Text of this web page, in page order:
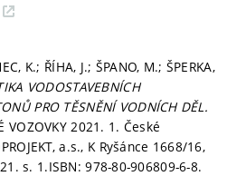
K.; ŘÍHA, J.; ŠPANO, M.; ŠPERKA,
VODOSTAVEBNÍCH
PRO TĚSNĚNÍ VODNÍCH DĚL.
VOZOVKY 2021. 1. České
a.s., K Ryšánce 1668/16,
s. 1.ISBN: 978-80-906809-6-8.